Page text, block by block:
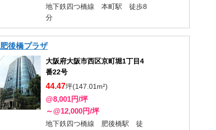
地下鉄四つ橋線 本町駅 徒歩8
分
肥後橋プラザ
大阪府大阪市西区京町堀1丁目4
番22号
44.47坪(147.01m²)
@8,001円/坪
～@12,000円/坪
地下鉄四つ橋線 肥後橋駅 徒